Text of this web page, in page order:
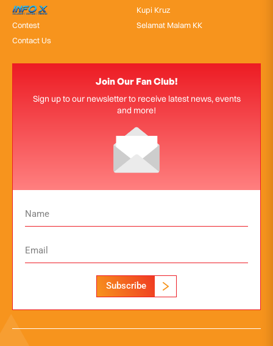
InfoX
Contest
Contact Us
Kupi Kruz
Selamat Malam KK
Join Our Fan Club!
Sign up to our newsletter to receive latest news, events
and more!
Subscribe